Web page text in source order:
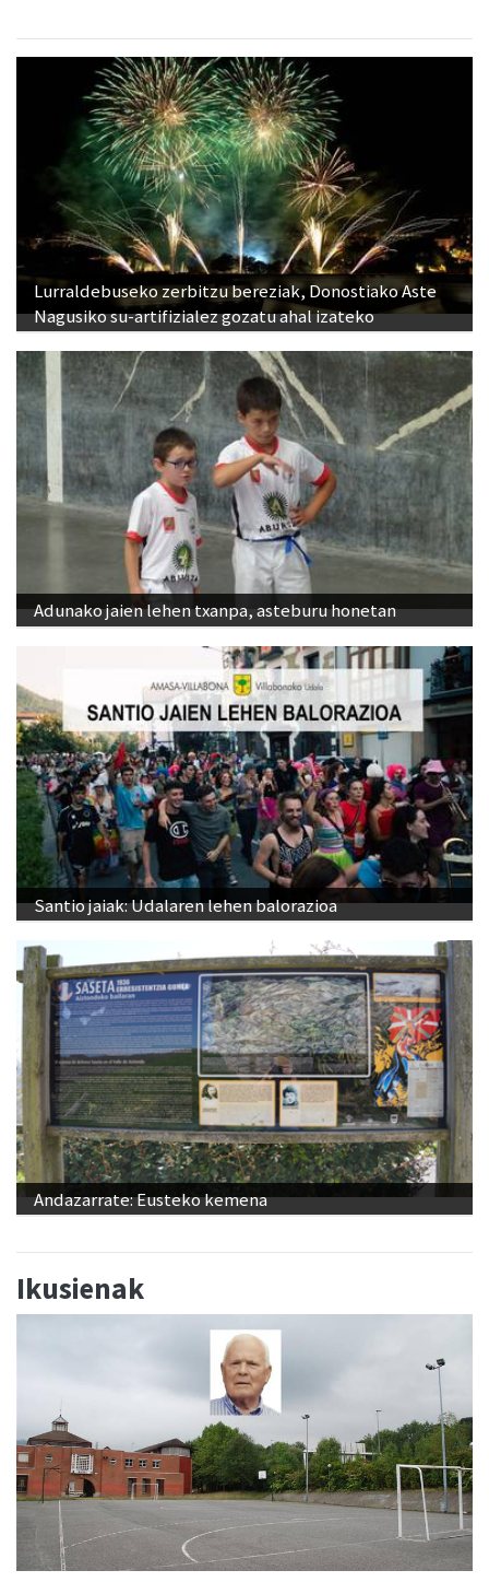
Lurraldebuseko zerbitzu bereziak, Donostiako Aste
Nagusiko su-artifizialez gozatu ahal izateko
Adunako jaien lehen txanpa, asteburu honetan
Santio jaiak: Udalaren lehen balorazioa
Andazarrate: Eusteko kemena
Ikusienak